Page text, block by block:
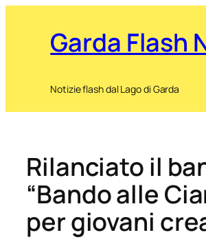
Garda Flash
Notizie flash dal Lago di Garda
Rilanciato il
“Bando alle
per giovani